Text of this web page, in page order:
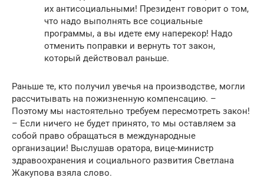
их антисоциальными! Президент говорит о том,
что надо выполнять все социальные
программы, а вы идете ему наперекор! Надо
отменить поправки и вернуть тот закон,
который действовал раньше.
Раньше те, кто получил увечья на производстве, могли
рассчитывать на пожизненную компенсацию. –
Поэтому мы настоятельно требуем пересмотреть закон!
– Если ничего не будет принято, то мы оставляем за
собой право обращаться в международные
организации! Выслушав оратора, вице-министр
здравоохранения и социального развития Светлана
Жакупова взяла слово.